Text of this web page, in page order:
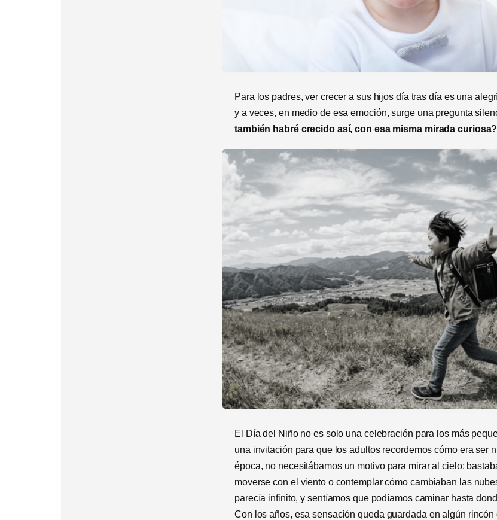
Para los padres, ver crecer a sus hijos día tras día es una
y a veces, en medio de esa emoción, surge una pregunta
también habré crecido así, con esa misma mirada curiosa?
El Día del Niño no es solo una celebración para los más
una invitación para que los adultos recordemos cómo era ser
época, no necesitábamos un motivo para mirar al cielo:
moverse con el viento o contemplar cómo cambiaban las
parecía infinito, y sentíamos que podíamos caminar hasta
Con los años, esa sensación queda guardada en algún rincón